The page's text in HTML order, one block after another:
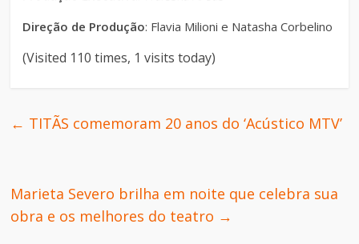
Direção de Produção: Flavia Milioni e Natasha Corbelino
(Visited 110 times, 1 visits today)
← TITÃS comemoram 20 anos do ‘Acústico MTV’
Marieta Severo brilha em noite que celebra sua
obra e os melhores do teatro →